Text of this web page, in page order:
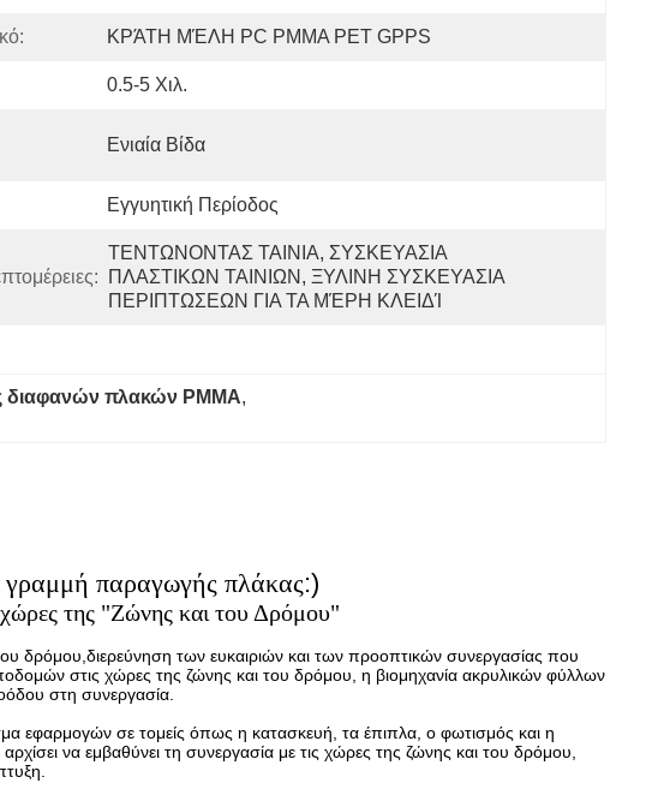
ΚΡΆΤΗ ΜΈΛΗ PC PMMA PET GPPS
0.5-5 Χιλ.
Ενιαία Βίδα
Εγγυητική Περίοδος
ΤΕΝΤΩΝΟΝΤΑΣ ΤΑΙΝΙΑ, ΣΥΣΚΕΥΑΣΙΑ
ΠΛΑΣΤΙΚΩΝ ΤΑΙΝΙΩΝ, ΞΥΛΙΝΗ ΣΥΣΚΕΥΑΣΙΑ
ΠΕΡΙΠΤΩΣΕΩΝ ΓΙΑ ΤΑ ΜΈΡΗ ΚΛΕΙΔΊ
πλακών PMMA,
παραγωγής πλάκας:)
χώρες της "Ζώνης και του Δρόμου"
δρόμου,διερεύνηση των ευκαιριών και των προοπτικών συνεργασίας που
στις χώρες της ζώνης και του δρόμου, η βιομηχανία ακρυλικών φύλλων
στη συνεργασία.
εφαρμογών σε τομείς όπως η κατασκευή, τα έπιπλα, ο φωτισμός και η
να εμβαθύνει τη συνεργασία με τις χώρες της ζώνης και του δρόμου,